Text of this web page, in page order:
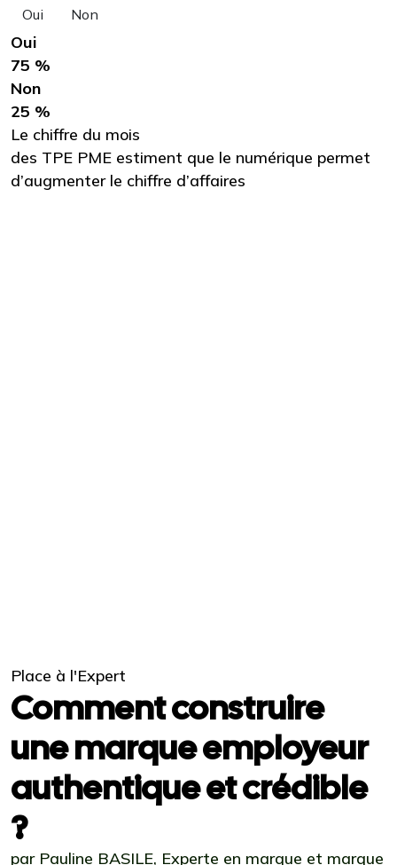
Oui Non
Oui
75 %
Non
25 %
Le chiffre du mois
des TPE PME estiment que le numérique permet
d’augmenter le chiffre d’affaires
Place à l'Expert
Comment construire
une marque employeur
authentique et crédible
?
par Pauline BASILE, Experte en marque et marque